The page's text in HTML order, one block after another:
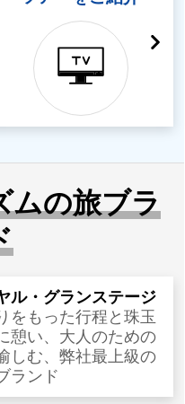
ムの旅ブラ
ル・グランステージ
をもった行程と珠玉
憩い、大人のための
しむ、弊社最上級の
ランド